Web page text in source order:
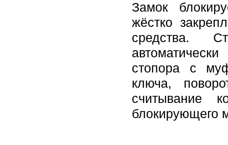
Замок
жёстко
средства.
стопора с
ключа,
считывание
блокирующего